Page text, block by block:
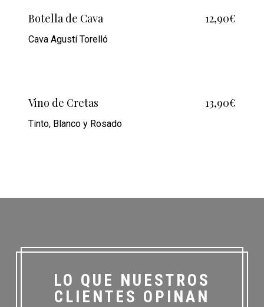
Botella de Cava 12,90€
Cava Agustí Torelló
Vino de Cretas 13,90€
Tinto, Blanco y Rosado
LO QUE NUESTROS
CLIENTES OPINAN